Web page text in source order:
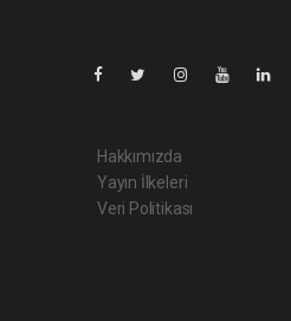
Hakkımızda
Yayın İlkeleri
Veri Politikası